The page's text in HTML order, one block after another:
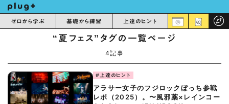
ゼロから学ぶ 基礎から練習 上達のヒント
“夏フェス”タグの一覧ページ
4記事
#上達のヒント
アラサー女子のフジロックぼっち参戦
レポ（2025）。〜風邪薬×レインコー